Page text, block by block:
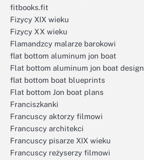
fitbooks.fit
Fizycy XIX wieku
Fizycy XX wieku
Flamandzcy malarze barokowi
flat bottom aluminum jon boat
Flat bottom aluminum jon boat design
flat bottom boat blueprints
Flat bottom Jon boat plans
Franciszkanki
Francuscy aktorzy filmowi
Francuscy architekci
Francuscy pisarze XIX wieku
Francuscy reżyserzy filmowi